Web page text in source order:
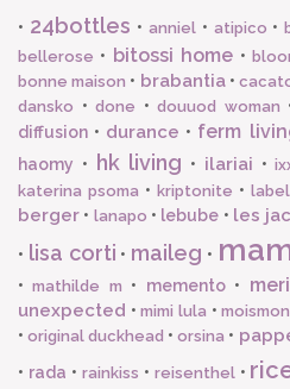
• 24bottles • anniel• atipico •
bellerose • bitossi home •
bonne maison • brabantia•
dansko • done • douuod woman
diffusion • durance • ferm
haomy • hk living • ilariai •
katerina psoma • kriptonite •
berger • lanapo • lebube • les
• lisa corti • maileg •
•mathilde m • memento•
unexpected •mimi lula •
•original duckhead •orsina •
• rada • rainkiss • reisenthel•